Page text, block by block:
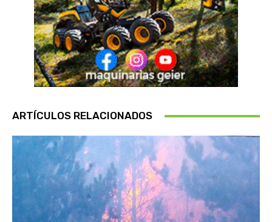
ARTÍCULOS RELACIONADOS